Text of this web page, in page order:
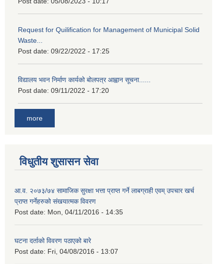
Request for Quilification for Management of Municipal Solid
Waste...
Post date: 09/22/2022 - 17:25
विद्यालय भवन निर्माण कार्यको बोलपत्र आह्वान सूचना......
Post date: 09/11/2022 - 17:20
more
विधुतीय शुसासन सेवा
आ.व. २०७३/७४ सामाजिक सुरक्षा भत्ता प्राप्त गर्ने लाबग्राही एवम् उपचार खर्च
प्राप्त गर्नेहरुको संखयात्मक विवरण
Post date: Mon, 04/11/2016 - 14:35
घटना दर्ताको विवरण पठाएको बारे
Post date: Fri, 04/08/2016 - 13:07